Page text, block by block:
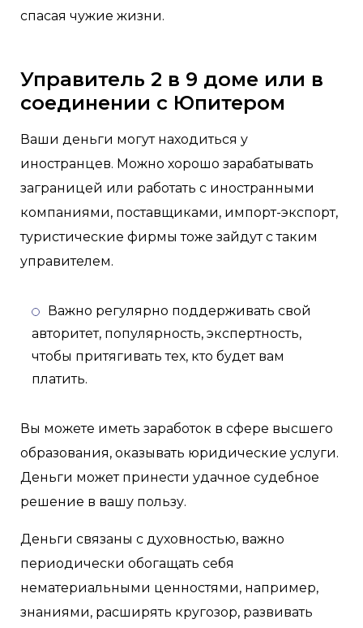
спасая чужие жизни.
Управитель 2 в 9 доме или в
соединении с Юпитером
Ваши деньги могут находиться у
иностранцев. Можно хорошо зарабатывать
заграницей или работать с иностранными
компаниями, поставщиками, импорт-экспорт,
туристические фирмы тоже зайдут с таким
управителем.
Важно регулярно поддерживать свой
авторитет, популярность, экспертность,
чтобы притягивать тех, кто будет вам
платить.
Вы можете иметь заработок в сфере высшего
образования, оказывать юридические услуги.
Деньги может принести удачное судебное
решение в вашу пользу.
Деньги связаны с духовностью, важно
периодически обогащать себя
нематериальными ценностями, например,
знаниями, расширять кругозор, развивать